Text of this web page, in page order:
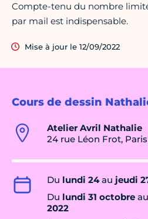
Cours de dessin
Atelier Avril Nathalie
24 rue Léon Frot, Paris
Du lundi 24au jeudi
Du lundi 31 octobre au
2022
Compte-tenu du nombre
par mail est indispensable.
Mise à jour le 12/09/2022